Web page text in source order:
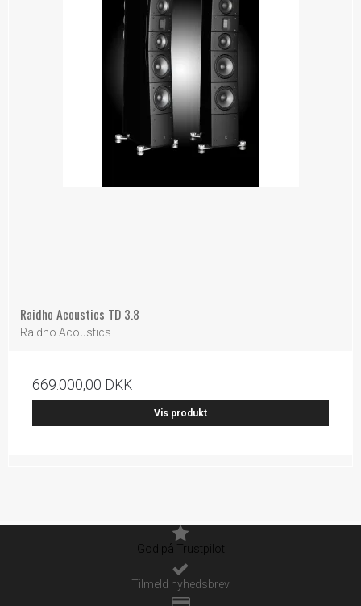
Raidho Acoustics TD 3.8
Raidho Acoustics
669.000,00 DKK
Vis produkt
God på Trustpilot
Tilmeld nyhedsbrev